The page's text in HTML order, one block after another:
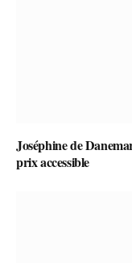
Joséphine de
prix accessible